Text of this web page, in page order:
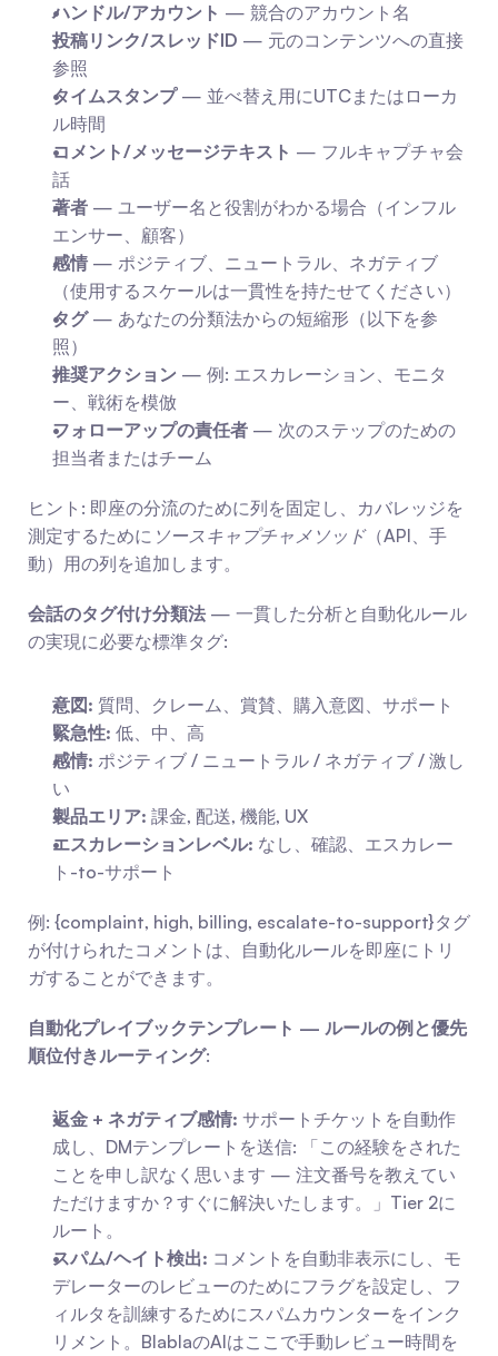
ハンドル/アカウント — 競合のアカウント名
投稿リンク/スレッドID — 元のコンテンツへの直接
参照
タイムスタンプ — 並べ替え用にUTCまたはローカ
ル時間
コメント/メッセージテキスト — フルキャプチャ会
話
著者 — ユーザー名と役割がわかる場合（インフル
エンサー、顧客）
感情 — ポジティブ、ニュートラル、ネガティブ
（使用するスケールは一貫性を持たせてください）
タグ — あなたの分類法からの短縮形（以下を参
照）
推奨アクション — 例: エスカレーション、モニタ
ー、戦術を模倣
フォローアップの責任者 — 次のステップのための
担当者またはチーム
ヒント: 即座の分流のために列を固定し、カバレッジを
測定するために ソースキャプチャメソッド（API、手
動）用の列を追加します。
会話のタグ付け分類法 — 一貫した分析と自動化ルール
の実現に必要な標準タグ:
意図: 質問、クレーム、賞賛、購入意図、サポート
緊急性: 低、中、高
感情: ポジティブ / ニュートラル / ネガティブ / 激し
い
製品エリア: 課金, 配送, 機能, UX
エスカレーションレベル: なし、確認、エスカレー
ト-to-サポート
例: {complaint, high, billing, escalate-to-support}タグ
が付けられたコメントは、自動化ルールを即座にトリ
ガすることができます。
自動化プレイブックテンプレート — ルールの例と優先
順位付きルーティング:
返金 + ネガティブ感情: サポートチケットを自動作
成し、DMテンプレートを送信: 「この経験をされた
ことを申し訳なく思います — 注文番号を教えてい
ただけますか？すぐに解決いたします。」Tier 2に
ルート。
スパム/ヘイト検出: コメントを自動非表示にし、モ
デレーターのレビューのためにフラグを設定し、フ
ィルタを訓練するためにスパムカウンターをインク
リメント。BlablaのAIはここで手動レビュー時間を